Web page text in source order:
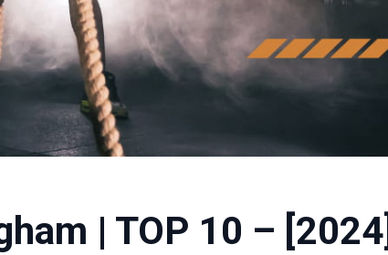
| TOP 10 – [2024]